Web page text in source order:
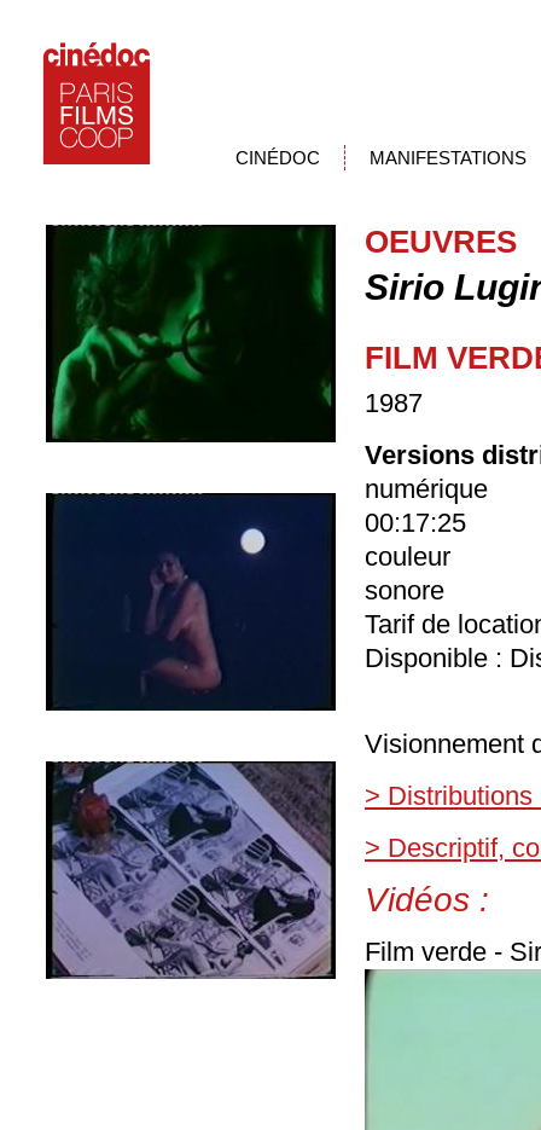
CINÉDOC MANIFESTATIONS
OEUVRES
Sirio
FILM
1987
Versions
numérique
00:17:25
couleur
sonore
Tarif de
Disponible :
Visionnement
> Distributions
> Descriptif,
Vidéos :
Film verde -